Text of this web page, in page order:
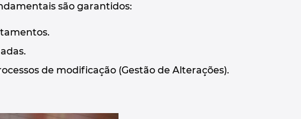
são garantidos:
de modificação (Gestão de Alterações).